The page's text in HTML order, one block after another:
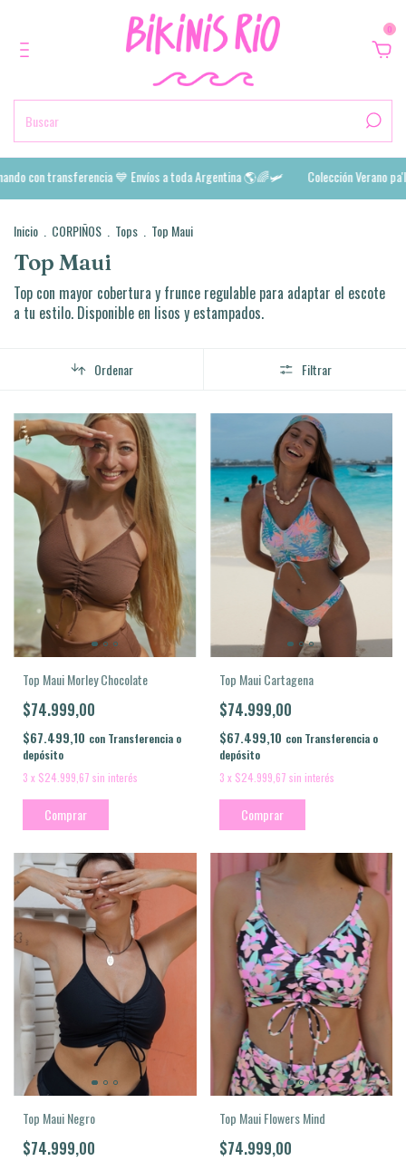
0
con transferencia 💙 Envíos a toda Argentina 🌎🌈🛩️ Colección Verano
Inicio CORPIÑOS Tops Top Maui
Top Maui
Top con mayor cobertura y frunce regulable para adaptar el escote
a tu estilo. Disponible en lisos y estampados.
Ordenar Filtrar
Top Maui Morley Chocolate
$74.999,00
$67.499,10 con Transferencia o
depósito
3 x $24.999,67 sin interés
Comprar
Top Maui Cartagena
$74.999,00
$67.499,10 con Transferencia o
depósito
3 x $24.999,67 sin interés
Comprar
Top Maui Negro
$74.999,00
Top Maui Flowers Mind
$74.999,00